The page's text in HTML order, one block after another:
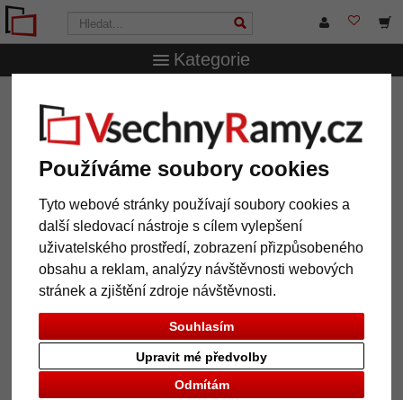
Používáme soubory cookies
Tyto webové stránky používají soubory cookies a
další sledovací nástroje s cílem vylepšení
uživatelského prostředí, zobrazení přizpůsobeného
obsahu a reklam, analýzy návštěvnosti webových
stránek a zjištění zdroje návštěvnosti.
Souhlasím
Odmítám
Upravit mé předvolby
Kategorie
Hliníkový rám s profilem 217
Hliníkový rám s profilem 217
Zpět